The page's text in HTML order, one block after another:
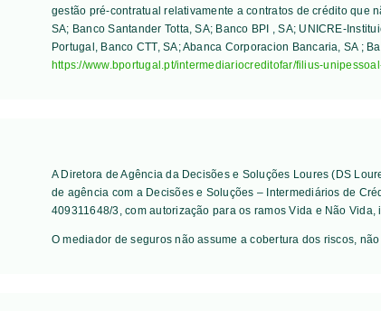
gestão pré-contratual relativamente a contratos de crédito que
SA; Banco Santander Totta, SA; Banco BPI , SA; UNICRE-
Portugal, Banco CTT, SA; Abanca Corporacion Bancaria, SA ;
https://www.bportugal.pt/intermediariocreditofar/filius-
A Diretora de Agência da Decisões e Soluções Loures (DS
de agência com a Decisões e Soluções – Intermediários de
409311648/3, com autorização para os ramos Vida e Não Vida,
O mediador de seguros não assume a cobertura dos riscos,